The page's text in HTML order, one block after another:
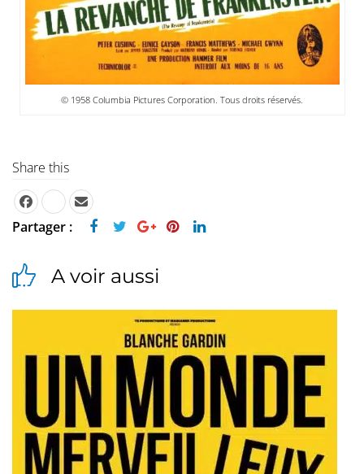
© 1958 Columbia Pictures Corporation. Tous droits réservés.
Share this
Partager :
A voir aussi